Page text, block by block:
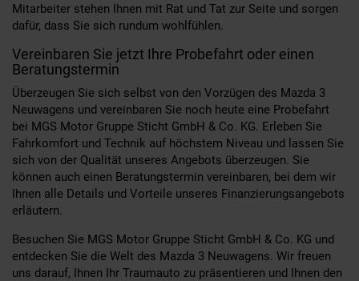
Mitarbeiter stehen Ihnen mit Rat und Tat zur Seite und sorgen
dafür, dass Sie sich rundum wohlfühlen.
Vereinbaren Sie jetzt Ihre Probefahrt oder einen
Beratungstermin
Überzeugen Sie sich selbst von den Vorzügen des Mazda 3
Neuwagens und vereinbaren Sie noch heute eine Probefahrt
bei MGS Motor Gruppe Sticht GmbH & Co. KG. Erleben Sie
Fahrkomfort und Technik auf höchstem Niveau und lassen Sie
sich von der Qualität unseres Angebots überzeugen. Sie
können auch einen Beratungstermin vereinbaren, bei dem wir
Ihnen alle Details und Vorteile unseres Finanzierungsangebots
erläutern.
Besuchen Sie MGS Motor Gruppe Sticht GmbH & Co. KG und
entdecken Sie die Welt des Mazda 3 Neuwagens. Wir freuen
uns darauf, Ihnen Ihr Traumauto zu präsentieren und Ihnen den